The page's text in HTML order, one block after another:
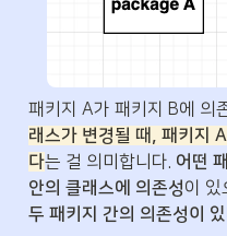
패키지 A가 패키지 B에 의
래스가 변경될 때, 패키지
다는 걸 의미합니다. 어떤
안의 클래스에 의존성
두 패키지 간의 의존성이